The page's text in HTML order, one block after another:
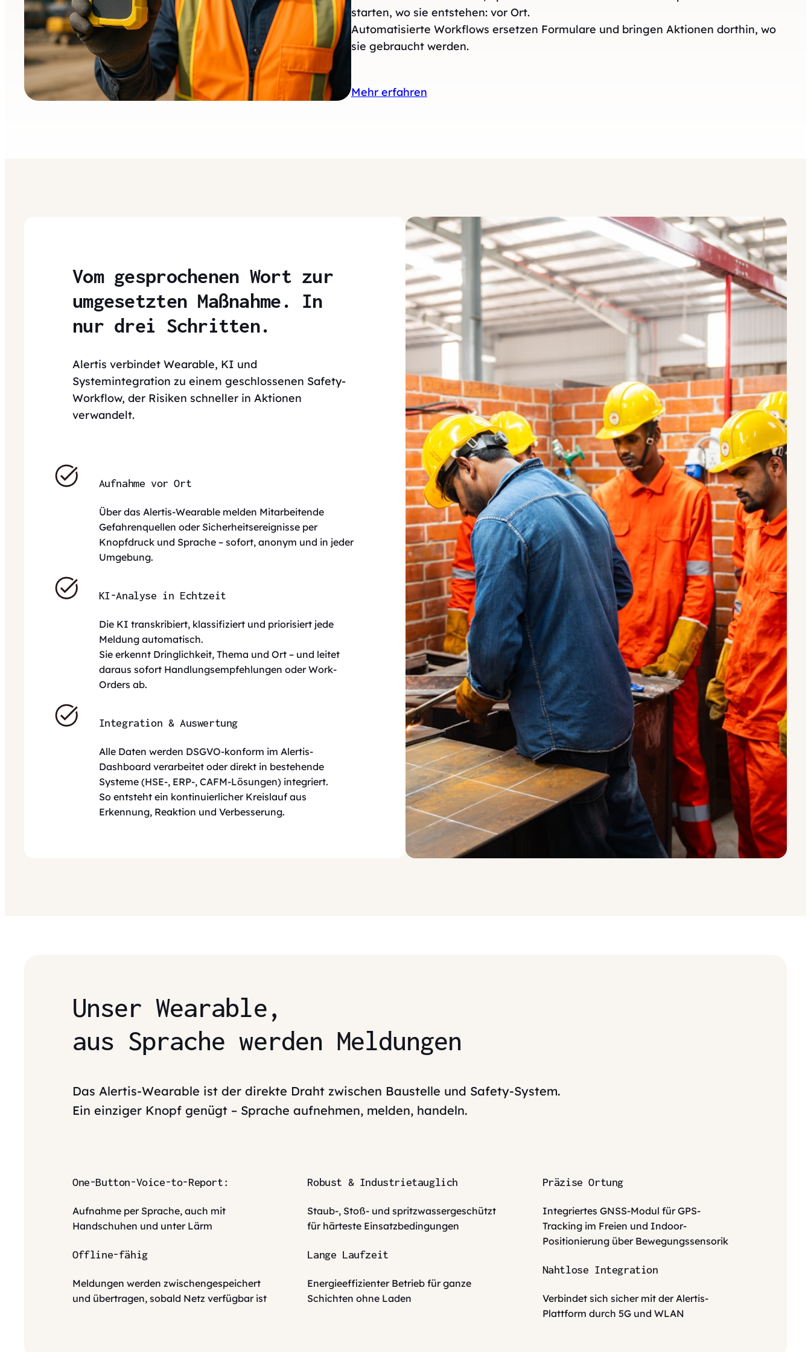
starten, wo sie entstehen: vor Ort.
Automatisierte Workflows ersetzen Formulare und bringen Aktionen dorthin, wo
sie gebraucht werden.
Mehr erfahren
Vom gesprochenen Wort zur
umgesetzten Maßnahme. In
nur drei Schritten.
Alertis verbindet Wearable, KI und
Systemintegration zu einem geschlossenen Safety-
Workflow, der Risiken schneller in Aktionen
verwandelt.
Aufnahme vor Ort
Über das Alertis-Wearable melden Mitarbeitende
Gefahrenquellen oder Sicherheitsereignisse per
Knopfdruck und Sprache – sofort, anonym und in jeder
Umgebung.
KI-Analyse in Echtzeit
Die KI transkribiert, klassifiziert und priorisiert jede
Meldung automatisch.
Sie erkennt Dringlichkeit, Thema und Ort – und leitet
daraus sofort Handlungsempfehlungen oder Work-
Orders ab.
Integration & Auswertung
Alle Daten werden DSGVO-konform im Alertis-
Dashboard verarbeitet oder direkt in bestehende
Systeme (HSE-, ERP-, CAFM-Lösungen) integriert.
So entsteht ein kontinuierlicher Kreislauf aus
Erkennung, Reaktion und Verbesserung.
Unser Wearable,
aus Sprache werden Meldungen
Das Alertis-Wearable ist der direkte Draht zwischen Baustelle und Safety-System.
Ein einziger Knopf genügt – Sprache aufnehmen, melden, handeln.
One-Button-Voice-to-Report:
Aufnahme per Sprache, auch mit
Handschuhen und unter Lärm
Offline-fähig
Meldungen werden zwischengespeichert
und übertragen, sobald Netz verfügbar ist
Robust & Industrietauglich
Staub-, Stoß- und spritzwassergeschützt
für härteste Einsatzbedingungen
Lange Laufzeit
Energieeffizienter Betrieb für ganze
Schichten ohne Laden
Präzise Ortung
Integriertes GNSS-Modul für GPS-
Tracking im Freien und Indoor-
Positionierung über Bewegungssensorik
Nahtlose Integration
Verbindet sich sicher mit der Alertis-
Plattform durch 5G und WLAN